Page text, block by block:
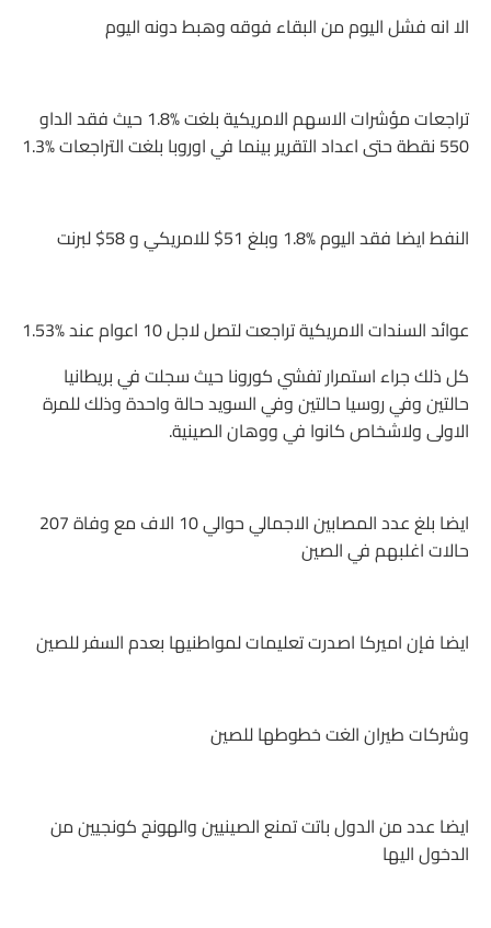
الا انه فشل اليوم من البقاء فوقه وهبط دونه اليوم
تراجعات مؤشرات الاسهم الامريكية بلغت 1.8‎%‎ حيث فقد الداو
550 نقطة حتى اعداد التقرير بينما في اوروبا بلغت التراجعات 1.3‎%‎
النفط ايضا فقد اليوم 1.8‎%‎ وبلغ 51$ للامريكي و 58$ لبرنت
عوائد السندات الامريكية تراجعت لتصل لاجل 10 اعوام عند 1.53‎%‎
كل ذلك جراء استمرار تفشي كورونا حيث سجلت في بريطانيا
حالتين وفي روسيا حالتين وفي السويد حالة واحدة وذلك للمرة
الاولى ولاشخاص كانوا في ووهان الصينية.
ايضا بلغ عدد المصابين الاجمالي حوالي 10 الاف مع وفاة 207
حالات اغلبهم في الصين
ايضا فإن اميركا اصدرت تعليمات لمواطنيها بعدم السفر للصين
وشركات طيران الغت خطوطها للصين
ايضا عدد من الدول باتت تمنع الصينيين والهونج كونجيين من
الدخول اليها